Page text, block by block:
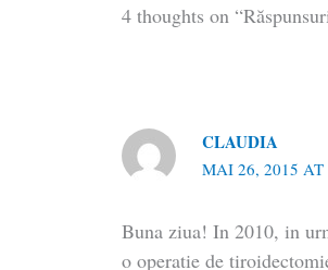
4 thoughts on
CLAUDIA
MAI 26, 2015
Buna ziua! In 2010, in
o operatie de